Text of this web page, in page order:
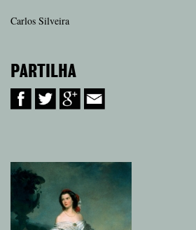
Carlos Silveira
PARTILHA